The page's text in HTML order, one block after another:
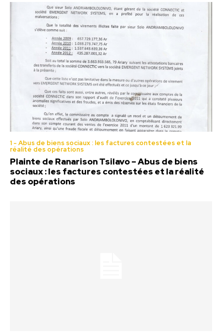
1 - Abus de biens sociaux : les factures contestées et la
réalité des opérations
Plainte de Ranarison Tsilavo – Abus de biens
sociaux : les factures contestées et la réalité
des opérations